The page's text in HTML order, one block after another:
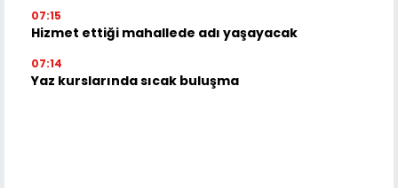
07:15
Hizmet ettiği mahallede adı yaşayacak
07:14
Yaz kurslarında sıcak buluşma